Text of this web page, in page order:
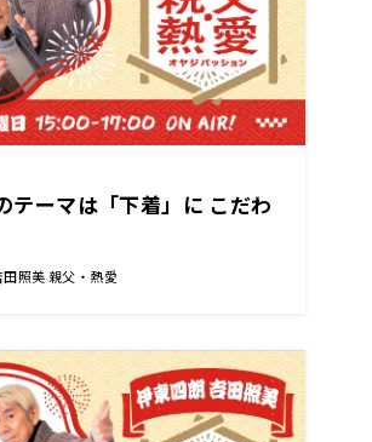
テーマは「下着」に こだわ
照美 親父・熱愛